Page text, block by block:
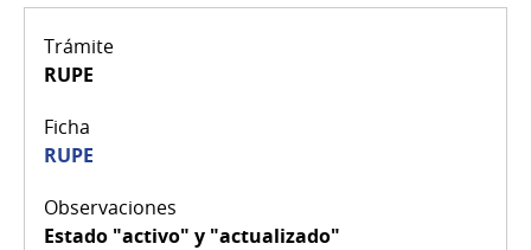
RUPE
RUPE
Estado "activo" y "actualizado"